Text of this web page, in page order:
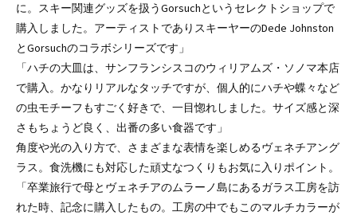
に。スキー関連グッズを扱うGorsuchというセレクトショップで
購入しました。アーティストでありスキーヤーのDede Johnston
とGorsuchのコラボシリーズです」
「ハチの大皿は、サンフランシスコのウィリアムズ・ソノマ本店
で購入。かなりリアルなタッチですが、個人的にハチや蝶々など
の虫モチーフもすごく好きで、一目惚れしました。サイズ感と深
さもちょうど良く、出番の多い食器です」
角度や光の入り方で、さまざまな表情を楽しめるヴェネチアング
ラス。食洗機にも対応した頑丈なつくりもお気に入りポイント。
「卒業旅行で母とヴェネチアのムラーノ島にあるガラス工房を訪
れた時、記念に購入したもの。工房の中でもこのマルチカラーが